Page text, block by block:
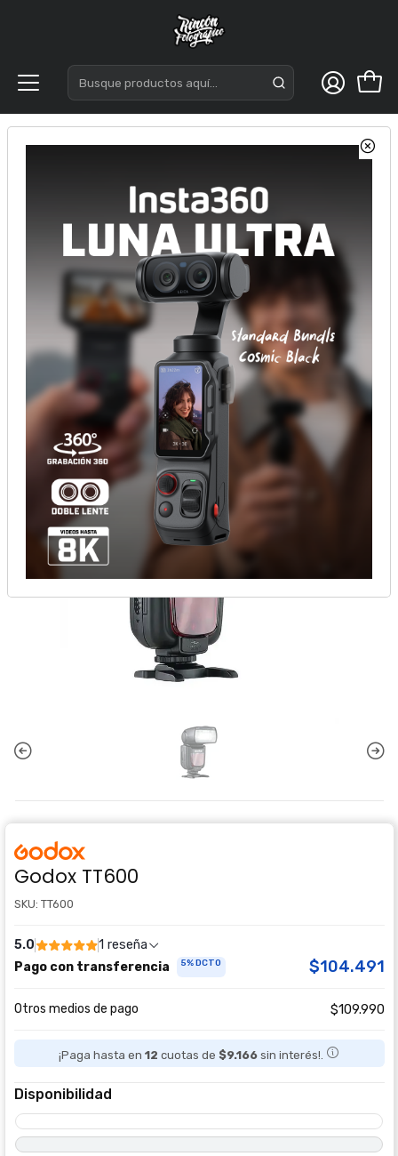
Inicio Flash Speedlite Flash-Triggers Canon Godox TT600
Godox TT600
SKU: TT600
5.0
1 reseña
Pago con transferencia
5% DCTO $104.491
Otros medios de pago $109.990
¡Paga hasta en 12 cuotas de $9.166sin interés!.
Disponibilidad